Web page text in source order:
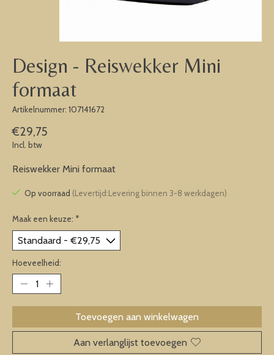
Design - Reiswekker Mini
formaat
Artikelnummer: 107141672
€29,75
Incl. btw
Reiswekker Mini formaat
Op voorraad (Levertijd:Levering binnen 3-8 werkdagen)
Maak een keuze: *
Hoeveelheid:
Toevoegen aan winkelwagen
Aan verlanglijst toevoegen